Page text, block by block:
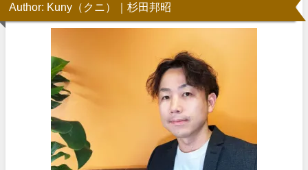
Author: Kuny（クニ）｜杉田邦昭